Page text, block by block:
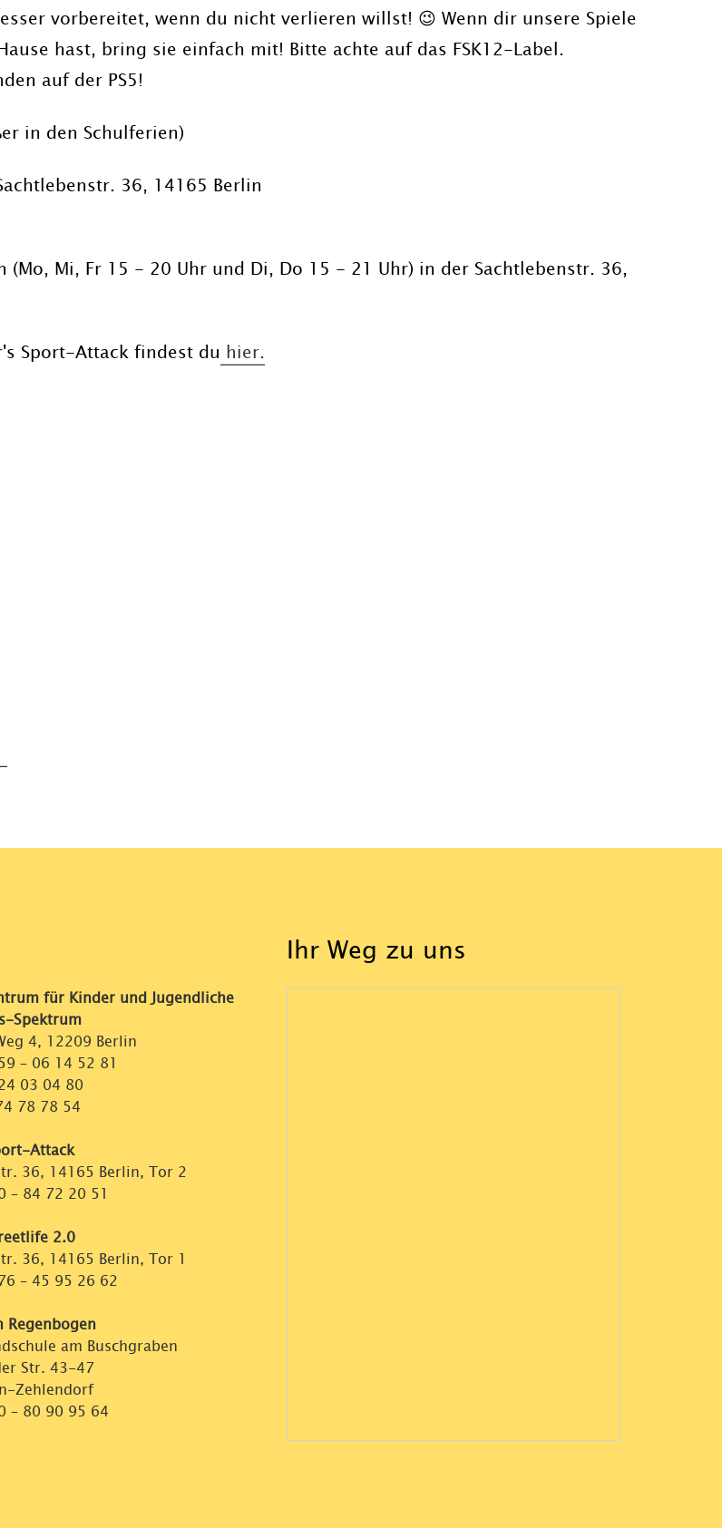
vorbereitet, wenn du nicht verlieren willst! 😉 Wenn dir unsere Spiele
hast, bring sie einfach mit! Bitte achte auf das FSK12-Label.
auf der PS5!
in den Schulferien)
36, 14165 Berlin
(Mo, Mi, Fr 15 - 20 Uhr und Di, Do 15 - 21 Uhr) in der Sachtlebenstr. 36,
Sport-Attack findest du hier.
für Kinder und Jugendliche
Spektrum
4, 12209 Berlin
– 06 14 52 81
03 04 80
78 78 54
Attack
36, 14165 Berlin, Tor 2
– 84 72 20 51
2.0
36, 14165 Berlin, Tor 1
– 45 95 26 62
Regenbogen
am Buschgraben
Str. 43-47
Zehlendorf
– 80 90 95 64
Ihr Weg zu uns